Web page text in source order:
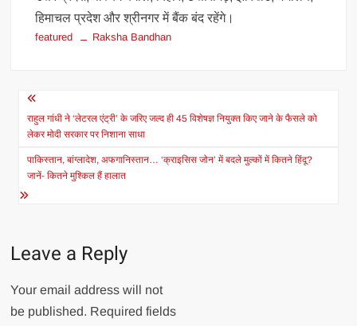
हिमाचल प्रदेश और श्रीनगर में बैंक बंद रहेंगे।
featured Raksha Bandhan
Post
navigation
राहुल गांधी ने ‘लेटरल एंट्री’ के जरिए जल्द ही 45 विशेषज्ञ नियुक्त किए जाने के फैसले को
लेकर मोदी सरकार पर निशाना साधा
पाकिस्तान, बांग्लादेश, अफगानिस्तान… ‘क्राइसिस जोन’ में बदले मुल्कों में कितने हिंदू?
जानें- कितने मुश्किल हैं हालात
Leave a Reply
Your email address will not
be published. Required fields